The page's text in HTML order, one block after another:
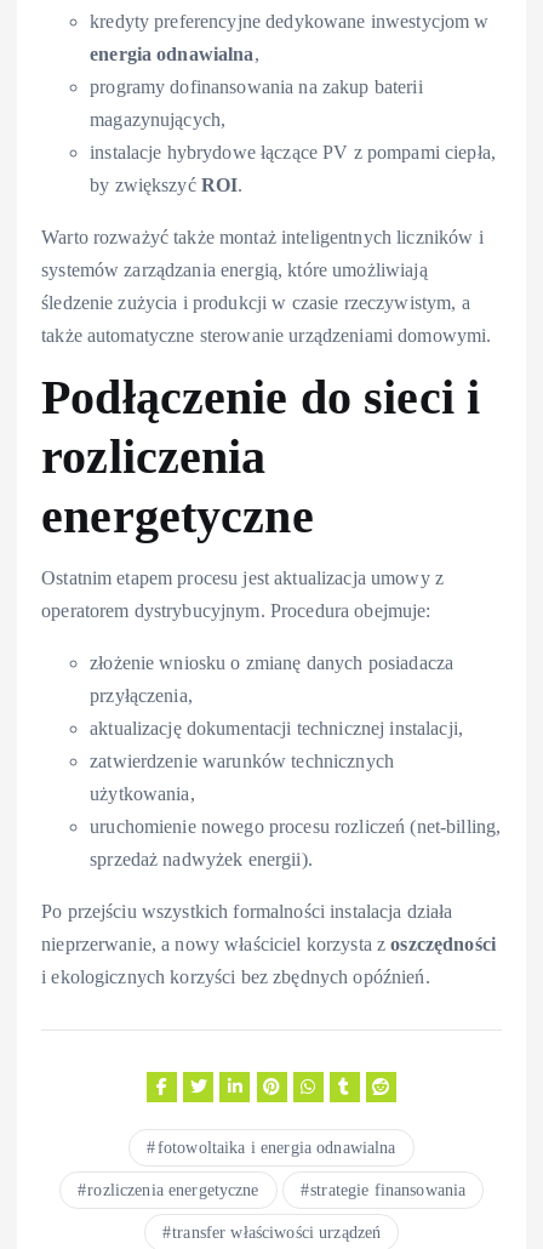
kredyty preferencyjne dedykowane inwestycjom w
energia odnawialna,
programy dofinansowania na zakup baterii
magazynujących,
instalacje hybrydowe łączące PV z pompami ciepła,
by zwiększyć ROI.
Warto rozważyć także montaż inteligentnych liczników i
systemów zarządzania energią, które umożliwiają
śledzenie zużycia i produkcji w czasie rzeczywistym, a
także automatyczne sterowanie urządzeniami domowymi.
Podłączenie do sieci i
rozliczenia
energetyczne
Ostatnim etapem procesu jest aktualizacja umowy z
operatorem dystrybucyjnym. Procedura obejmuje:
złożenie wniosku o zmianę danych posiadacza
przyłączenia,
aktualizację dokumentacji technicznej instalacji,
zatwierdzenie warunków technicznych
użytkowania,
uruchomienie nowego procesu rozliczeń (net-billing,
sprzedaż nadwyżek energii).
Po przejściu wszystkich formalności instalacja działa
nieprzerwanie, a nowy właściciel korzysta zoszczędności
i ekologicznych korzyści bez zbędnych opóźnień.
fotowoltaika i energia odnawialna
rozliczenia energetyczne strategie finansowania
transfer właściwości urządzeń